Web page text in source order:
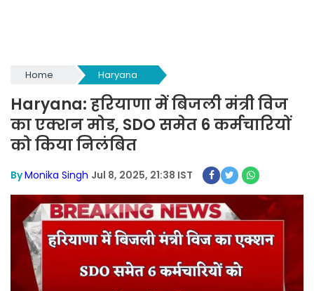
Home Haryana
Haryana: हरियाणा में बिजली मंत्री विज
का एक्शन मोड, SDO समेत 6 कर्मचारियों
को किया निलंबित
ByMonika Singh Jul 8, 2025, 21:38 IST